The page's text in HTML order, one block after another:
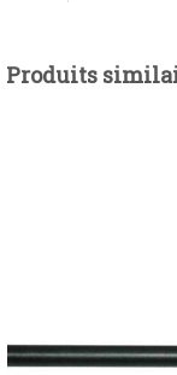
Produits